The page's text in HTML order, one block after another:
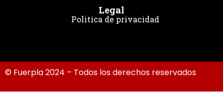
Legal
Politica de privacidad
© Fuerpla 2024 – Todos los derechos reservados